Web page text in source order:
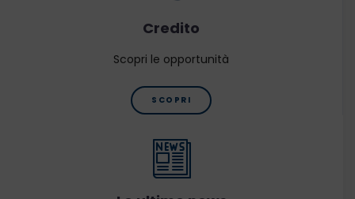
Credito
Scopri le opportunità
SCOPRI